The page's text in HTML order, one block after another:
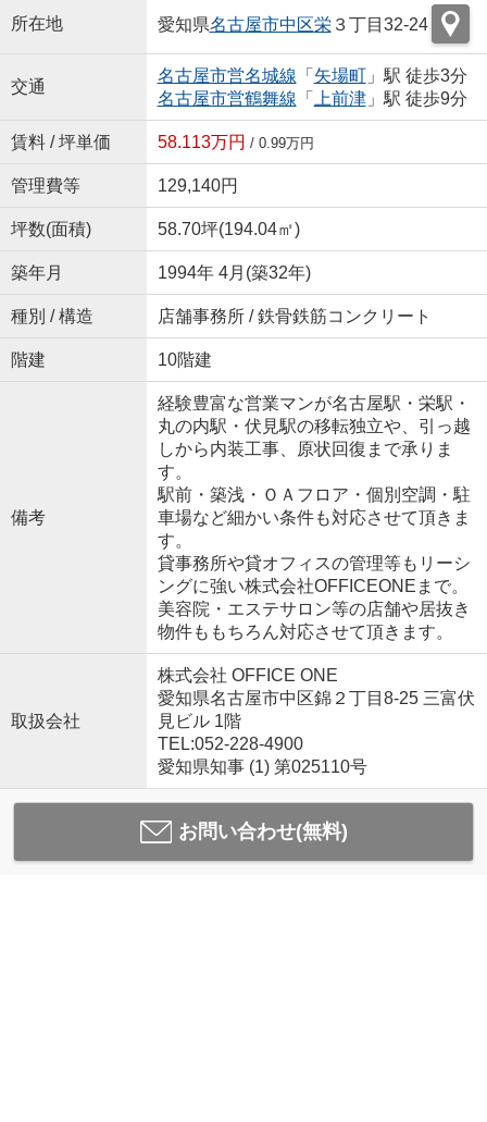
所在地 愛知県名古屋市中区栄３丁目32-24
交通
名古屋市営名城線 「 矢場町」駅 徒歩3分
名古屋市営鶴舞線 「 上前津」駅 徒歩9分
賃料 / 坪単価 58.113万円 / 0.99万円
管理費等 129,140円
坪数(面積) 58.70坪(194.04㎡)
築年月 1994年 4月(築32年)
種別 / 構造 店舗事務所 / 鉄骨鉄筋コンクリート
階建 10階建
備考
経験豊富な営業マンが名古屋駅・栄駅・
丸の内駅・伏見駅の移転独立や、引っ越
しから内装工事、原状回復まで承りま
す。
駅前・築浅・ＯＡフロア・個別空調・駐
車場など細かい条件も対応させて頂きま
す。
貸事務所や貸オフィスの管理等もリーシ
ングに強い株式会社OFFICEONEまで。
美容院・エステサロン等の店舗や居抜き
物件ももちろん対応させて頂きます。
取扱会社
株式会社 OFFICE ONE
愛知県名古屋市中区錦２丁目8-25 三富伏
見ビル 1階
TEL:052-228-4900
愛知県知事 (1) 第025110号
お問い合わせ(無料)